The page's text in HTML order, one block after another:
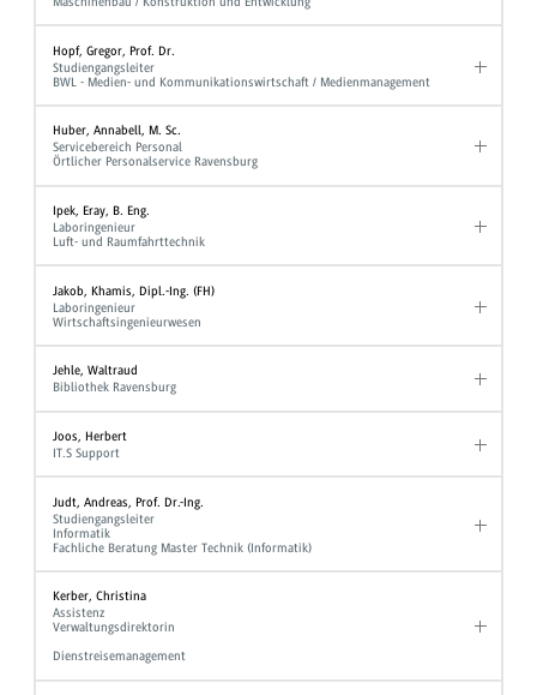
Hopf, Gregor, Prof. Dr.
Studiengangsleiter
BWL - Medien- und Kommunikationswirtschaft / Medienmanagement
Huber, Annabell, M. Sc.
Servicebereich Personal
Örtlicher Personalservice Ravensburg
Ipek, Eray, B. Eng.
Laboringenieur
Luft- und Raumfahrttechnik
Jakob, Khamis, Dipl.-Ing. (FH)
Laboringenieur
Wirtschaftsingenieurwesen
Jehle, Waltraud
Bibliothek Ravensburg
Joos, Herbert
IT.S Support
Judt, Andreas, Prof. Dr.-Ing.
Studiengangsleiter
Informatik
Fachliche Beratung Master Technik (Informatik)
Kerber, Christina
Assistenz
Verwaltungsdirektorin
Dienstreisemanagement